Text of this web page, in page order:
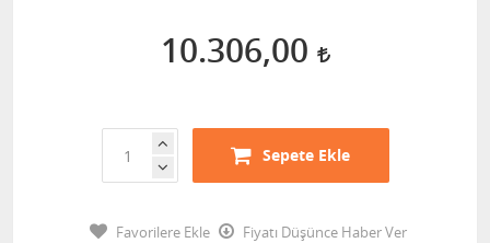
10.306,00
Sepete Ekle
Favorilere Ekle
Fiyatı Düşünce Haber Ver